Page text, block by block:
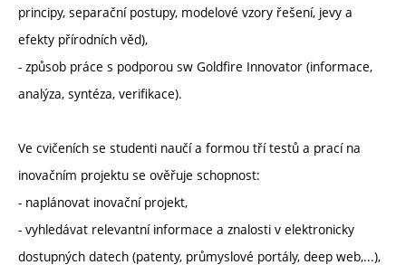
principy, separační postupy, modelové vzory řešení, jevy a
efekty přírodních věd),
- způsob práce s podporou sw Goldfire Innovator (informace,
analýza, syntéza, verifikace).
Ve cvičeních se studenti naučí a formou tří testů a prací na
inovačním projektu se ověřuje schopnost:
- naplánovat inovační projekt,
- vyhledávat relevantní informace a znalosti v elektronicky
dostupných datech (patenty, průmyslové portály, deep web,...),